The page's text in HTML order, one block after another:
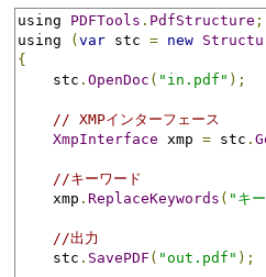
using PDFTools . PdfStructure ;
using
( var stc = new
{
    stc
. OpenDoc ( "in.pdf" );
// XMPインターフェース
XmpInterface xmp = stc .
//キーワード
    xmp
. ReplaceKeywords ( "キ
//出力
    stc
. SavePDF ( "out.pdf" );